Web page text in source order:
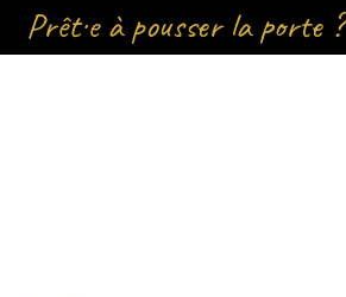
Prêt·e à pousser la porte ?